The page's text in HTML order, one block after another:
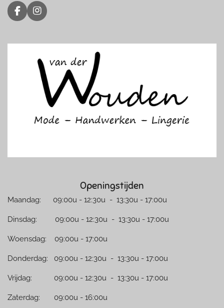
F
a
e
I
n
t
g
r
a
m
Openingstijden
Maandag: 09:00u - 12:30u - 13:30u - 17:00u
Dinsdag: 09:00u - 12:30u - 13:30u - 17:00u
Woensdag: 09:00u - 17:00u
Donderdag: 09:00u - 12:30u - 13:30u - 17:00u
Vrijdag: 09:00u - 12:30u - 13:30u - 17:00u
Zaterdag: 09:00u - 16:00u